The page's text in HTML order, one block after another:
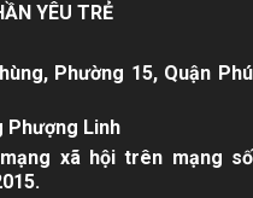
YÊU TRẺ
Phường 15, Quận Phú
Phượng Linh
xã hội trên mạng số